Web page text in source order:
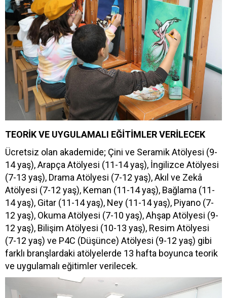
TEORİK VE UYGULAMALI EĞİTİMLER VERİLECEK
Ücretsiz olan akademide; Çini ve Seramik Atölyesi (9-
14 yaş), Arapça Atölyesi (11-14 yaş), İngilizce Atölyesi
(7-13 yaş), Drama Atölyesi (7-12 yaş), Akıl ve Zekâ
Atölyesi (7-12 yaş), Keman (11-14 yaş), Bağlama (11-
14 yaş), Gitar (11-14 yaş), Ney (11-14 yaş), Piyano (7-
12 yaş), Okuma Atölyesi (7-10 yaş), Ahşap Atölyesi (9-
12 yaş), Bilişim Atölyesi (10-13 yaş), Resim Atölyesi
(7-12 yaş) ve P4C (Düşünce) Atölyesi (9-12 yaş) gibi
farklı branşlardaki atölyelerde 13 hafta boyunca teorik
ve uygulamalı eğitimler verilecek.